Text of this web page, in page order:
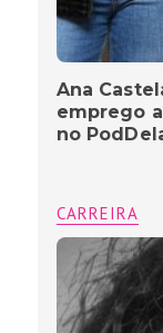
Ana
emprego
no
CARREIRA